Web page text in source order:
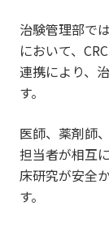
治験管理部で
において、
連携により、
す。
医師、薬剤師
担当者が相互
床研究が安全
す。